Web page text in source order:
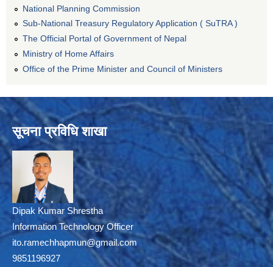
National Planning Commission
Sub-National Treasury Regulatory Application ( SuTRA )
The Official Portal of Government of Nepal
Ministry of Home Affairs
Office of the Prime Minister and Council of Ministers
सूचना प्रविधि शाखा
Dipak Kumar Shrestha
Information Technology Officer
ito.ramechhapmun@gmail.com
9851196927